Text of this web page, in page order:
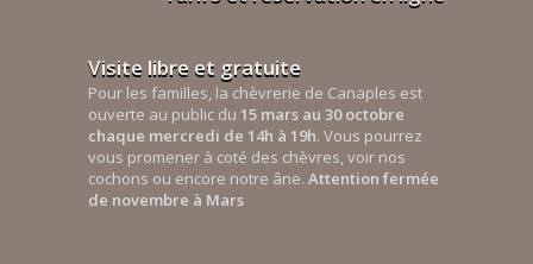
Visite libre et gratuite
Pour les familles, la chèvrerie de Canaples est
ouverte au public du 15 mars au 30 octobre
chaque mercredi de 14h à 19h. Vous pourrez
vous promener à coté des chèvres, voir nos
cochons ou encore notre âne. Attention fermée
de novembre à Mars